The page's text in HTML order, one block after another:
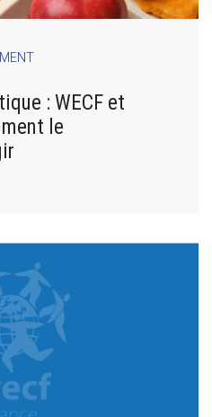
: WECF et
le